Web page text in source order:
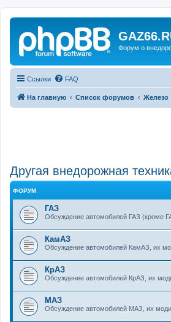
Форум о
Ссылки FAQ
На главную Список форумов Железо
Другая внедорожная
ФОРУМ
ГАЗ
Обсуждение автомобилей ГАЗ (кроме
КамАЗ
Обсуждение автомобилей КамАЗ, их
КрАЗ
Обсуждение автомобилей КрАЗ, их
МАЗ
Обсуждение автомобилей МАЗ, их